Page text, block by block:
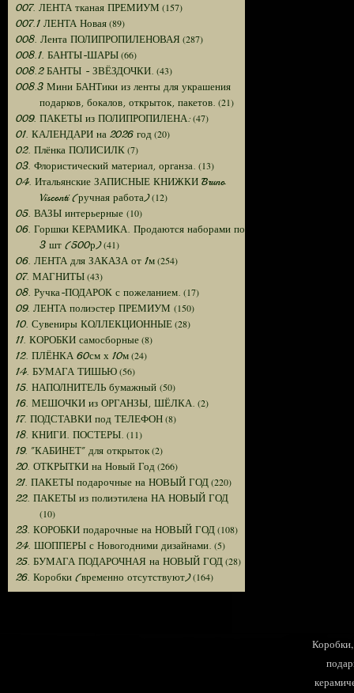
007. ЛЕНТА тканая ПРЕМИУМ (157)
007.1 ЛЕНТА Новая(89)
008. Лента ПОЛИПРОПИЛЕНОВАЯ (287)
008.1. БАНТЫ-ШАРЫ(66)
008.2 БАНТЫ - ЗВЁЗДОЧКИ. (43)
008.3 Мини БАНТики из ленты для украшения
подарков, бокалов, открыток, пакетов. (21)
009. ПАКЕТЫ из ПОЛИПРОПИЛЕНА:(47)
01. КАЛЕНДАРИ на 2026 год (20)
02. Плёнка ПОЛИСИЛК(7)
03. Флористический материал, органза. (13)
04. Итальянские ЗАПИСНЫЕ КНИЖКИ Bruno
Visconti (ручная работа)(12)
05. ВАЗЫ интерьерные (10)
06. Горшки КЕРАМИКА. Продаются наборами по
3 шт (500р)(41)
06. ЛЕНТА для ЗАКАЗА от 1м(254)
07. МАГНИТЫ(43)
08. Ручка-ПОДАРОК с пожеланием. (17)
09. ЛЕНТА полиэстер ПРЕМИУМ (150)
10. Сувениры КОЛЛЕКЦИОННЫЕ(28)
11. КОРОБКИ самосборные(8)
12. ПЛЁНКА 60см х 10м(24)
14. БУМАГА ТИШЬЮ(56)
15. НАПОЛНИТЕЛЬ бумажный (50)
16. МЕШОЧКИ из ОРГАНЗЫ, ШЁЛКА. (2)
17. ПОДСТАВКИ под ТЕЛЕФОН(8)
18. КНИГИ. ПОСТЕРЫ. (11)
19. "КАБИНЕТ" для открыток(2)
20. ОТКРЫТКИ на Новый Год (266)
21. ПАКЕТЫ подарочные на НОВЫЙ ГОД(220)
22. ПАКЕТЫ из полиэтилена НА НОВЫЙ ГОД
(10)
23. КОРОБКИ подарочные на НОВЫЙ ГОД(108)
24. ШОППЕРЫ с Новогодними дизайнами. (5)
25. БУМАГА ПОДАРОЧНАЯ на НОВЫЙ ГОД(28)
26. Коробки (временно отсутствуют)(164)